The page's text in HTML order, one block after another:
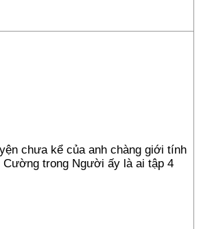
chưa kể của anh chàng giới tính
Cường trong Người ấy là ai tập 4